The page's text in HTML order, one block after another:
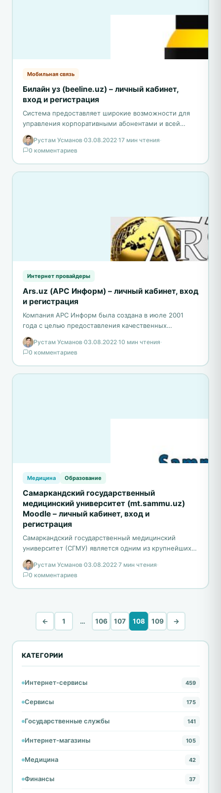
Мобильная связь
Билайн уз (beeline.uz) – личный кабинет,
вход и регистрация
Система предоставляет широкие возможности для
управления корпоративными абонентами и всей
связанной с ними информацией. Пользователи имеют
доступ к подробной информации по своим…
Рустам Усманов·03.08.2022·17 мин чтения·
0 комментариев
Интернет провайдеры
Ars.uz (АРС Информ) – личный кабинет, вход
и регистрация
Компания АРС Информ была создана в июле 2001
года с целью предоставления качественных
телекоммуникационных услуг. Название компании
означает «автоматизированные системы связи
информации»,…
Рустам Усманов·03.08.2022·10 мин чтения·
0 комментариев
Медицина Образование
Самаркандский государственный
медицинский университет (mt.sammu.uz)
Moodle – личный кабинет, вход и
регистрация
Самаркандский государственный медицинский
университет (СГМУ) является одним из крупнейших
медицинских учебных заведений в Узбекистане.
Расположенный в городе Самарканд, этот
университет занимается подготовкой…
Рустам Усманов·03.08.2022·7 мин чтения·
0 комментариев
← 1 … 106 107 108 109 →
КАТЕГОРИИ
Интернет-сервисы 459
Сервисы 175
Государственные службы 141
Интернет-магазины 105
Медицина 42
Финансы 37